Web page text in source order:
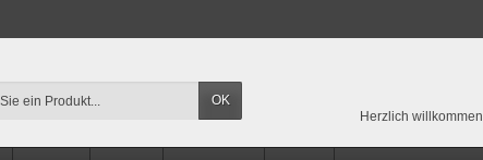
OK
Herzlich willkommen